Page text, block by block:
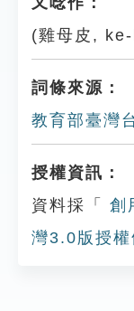
(雞母皮,
詞條來源：
教育部臺灣
授權資訊：
資料採「
創
灣3.0版授權